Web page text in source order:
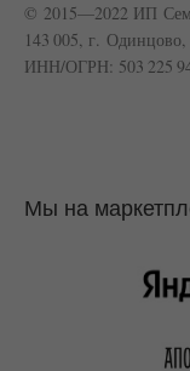
© 2015—2022 ИП
143 005, г.
ИНН/ОГРН: 503 225
Мы на